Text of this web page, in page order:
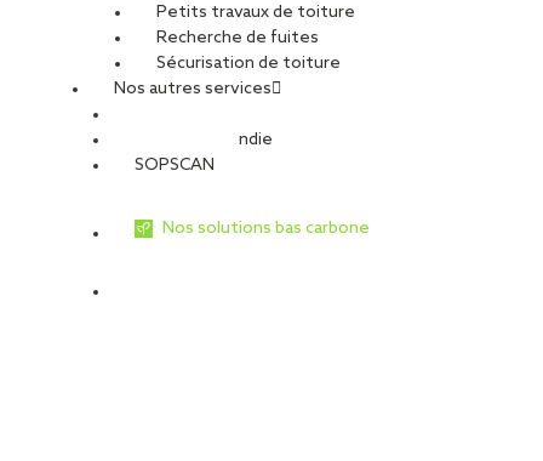
Petits travaux de toiture
Recherche de fuites
Sécurisation de toiture
Nos autres services
Sécurité Incendie
SOPSCAN
Nos solutions bas carbone